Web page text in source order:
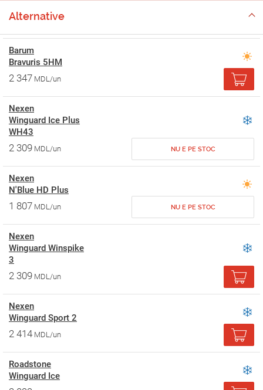
Alternative
Barum
Bravuris 5HM
2 347 MDL/un
Nexen
Winguard Ice Plus
WH43
2 309 MDL/un NU E PE STOC
Nexen
N'Blue HD Plus
1 807 MDL/un NU E PE STOC
Nexen
Winguard Winspike
3
2 309 MDL/un
Nexen
Winguard Sport 2
2 414 MDL/un
Roadstone
Winguard Ice